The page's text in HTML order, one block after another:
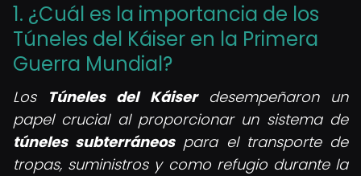
1. ¿Cuál es la importancia de los
Túneles del Káiser en la Primera
Guerra Mundial?
Los Túneles del Káiserdesempeñaron un
papel crucial al proporcionar un sistema de
túneles subterráneospara el transporte de
tropas, suministros y como refugio durante la